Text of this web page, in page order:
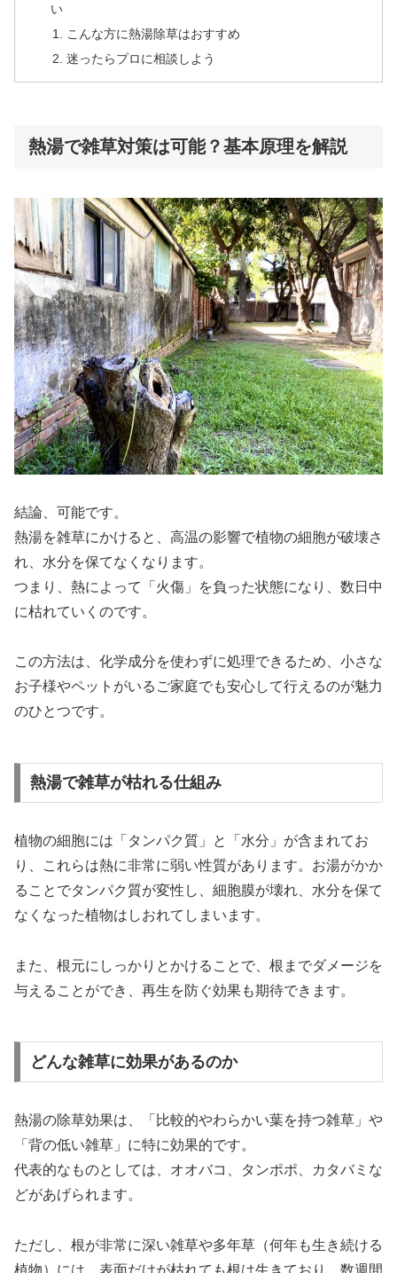
い
こんな方に熱湯除草はおすすめ
迷ったらプロに相談しよう
熱湯で雑草対策は可能？基本原理を解説
結論、可能です。
熱湯を雑草にかけると、高温の影響で植物の細胞が破壊さ
れ、水分を保てなくなります。
つまり、熱によって「火傷」を負った状態になり、数日中
に枯れていくのです。
この方法は、化学成分を使わずに処理できるため、小さな
お子様やペットがいるご家庭でも安心して行えるのが魅力
のひとつです。
熱湯で雑草が枯れる仕組み
植物の細胞には「タンパク質」と「水分」が含まれてお
り、これらは熱に非常に弱い性質があります。お湯がかか
ることでタンパク質が変性し、細胞膜が壊れ、水分を保て
なくなった植物はしおれてしまいます。
また、根元にしっかりとかけることで、根までダメージを
与えることができ、再生を防ぐ効果も期待できます。
どんな雑草に効果があるのか
熱湯の除草効果は、「比較的やわらかい葉を持つ雑草」や
「背の低い雑草」に特に効果的です。
代表的なものとしては、オオバコ、タンポポ、カタバミな
どがあげられます。
ただし、根が非常に深い雑草や多年草（何年も生き続ける
植物）には、表面だけが枯れても根は生きており、数週間